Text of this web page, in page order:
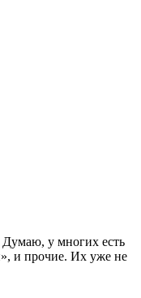
Думаю, у многих есть
и прочие. Их уже не